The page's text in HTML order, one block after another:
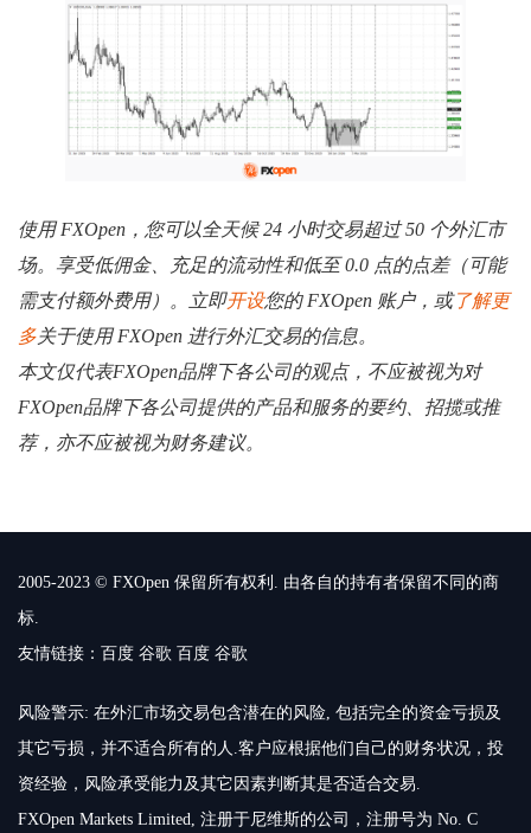
使用 FXOpen，您可以全天候 24 小时交易超过 50 个外汇市
场。享受低佣金、充足的流动性和低至 0.0 点的点差（可能
需支付额外费用）。立即开设您的 FXOpen 账户，或了解更
多关于使用 FXOpen 进行外汇交易的信息。
本文仅代表FXOpen品牌下各公司的观点，不应被视为对
FXOpen品牌下各公司提供的产品和服务的要约、招揽或推
荐，亦不应被视为财务建议。
2005-2023 © FXOpen 保留所有权利. 由各自的持有者保留不同的商
标.
友情链接： 百度 谷歌 百度 谷歌
风险警示: 在外汇市场交易包含潜在的风险, 包括完全的资金亏损及
其它亏损，并不适合所有的人.客户应根据他们自己的财务状况，投
资经验，风险承受能力及其它因素判断其是否适合交易.
FXOpen Markets Limited, 注册于尼维斯的公司，注册号为 No. C